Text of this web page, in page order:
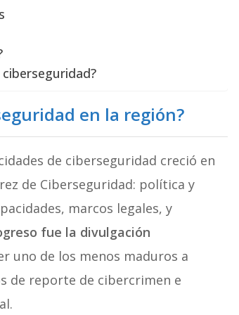
en la región?
de ciberseguridad creció en
de Ciberseguridad: política y
marcos legales, y
fue la divulgación
uno de los menos maduros a
de reporte de cibercrimen e